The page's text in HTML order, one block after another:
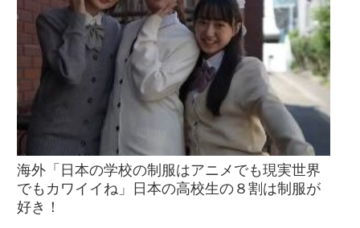
海外「日本の学校の制服はアニメでも現実世界
でもカワイイね」日本の高校生の８割は制服が
好き！